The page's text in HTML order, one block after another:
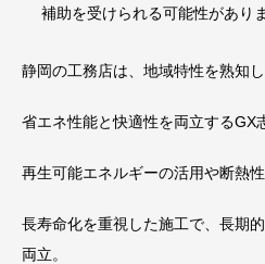
補助を受けられる可能性があり
静岡の工務店は、地域特性を熟知し
省エネ性能と快適性を両立するGX
再生可能エネルギーの活用や断熱性
長寿命化を重視した施工で、長期
両立。